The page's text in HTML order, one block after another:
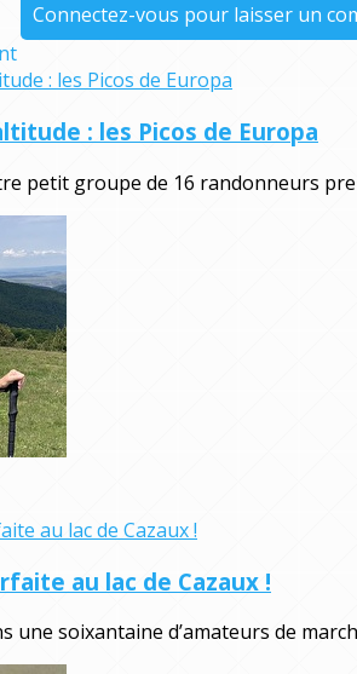
Connectez-vous pour laisser un
: les Picos de Europa
petit groupe de 16 randonneurs
au lac de Cazaux !
une soixantaine d’amateurs de